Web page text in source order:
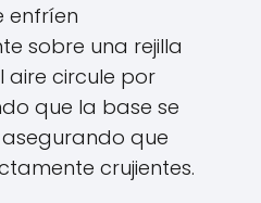
enfríen
sobre una rejilla
aire circule por
que la base se
que
crujientes.